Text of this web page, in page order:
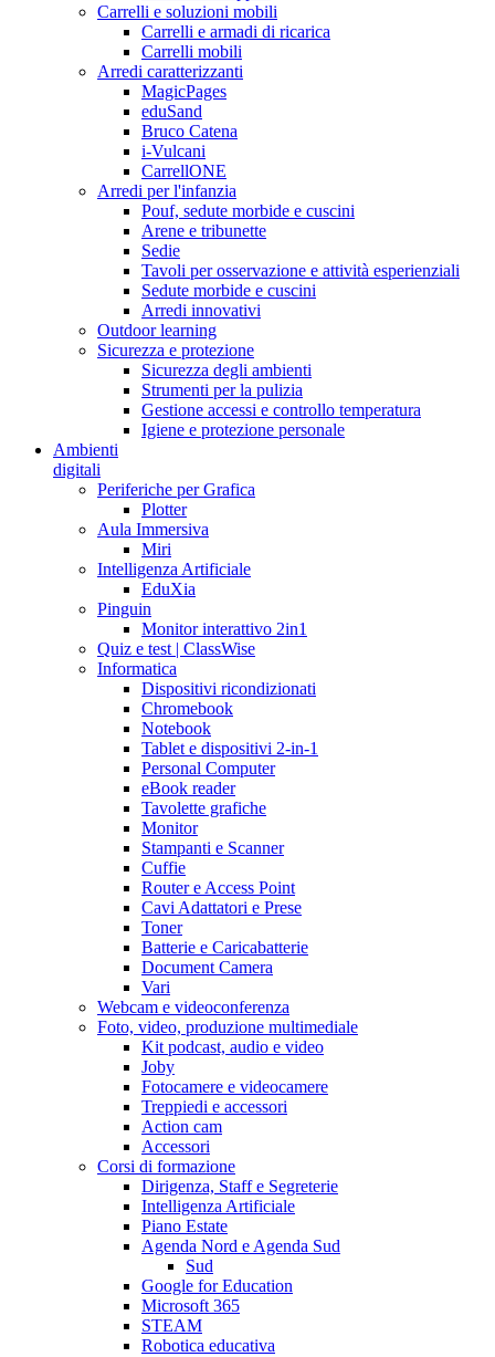
Carrelli e soluzioni mobili
Carrelli e armadi di ricarica
Carrelli mobili
Arredi caratterizzanti
MagicPages
eduSand
Bruco Catena
i-Vulcani
CarrellONE
Arredi per l'infanzia
Pouf, sedute morbide e cuscini
Arene e tribunette
Sedie
Tavoli per osservazione e attività esperienziali
Sedute morbide e cuscini
Arredi innovativi
Outdoor learning
Sicurezza e protezione
Sicurezza degli ambienti
Strumenti per la pulizia
Gestione accessi e controllo temperatura
Igiene e protezione personale
Ambienti
digitali
Periferiche per Grafica
Plotter
Aula Immersiva
Miri
Intelligenza Artificiale
EduXia
Pinguin
Monitor interattivo 2in1
Quiz e test | ClassWise
Informatica
Dispositivi ricondizionati
Chromebook
Notebook
Tablet e dispositivi 2-in-1
Personal Computer
eBook reader
Tavolette grafiche
Monitor
Stampanti e Scanner
Cuffie
Router e Access Point
Cavi Adattatori e Prese
Toner
Batterie e Caricabatterie
Document Camera
Vari
Webcam e videoconferenza
Foto, video, produzione multimediale
Kit podcast, audio e video
Joby
Fotocamere e videocamere
Treppiedi e accessori
Action cam
Accessori
Corsi di formazione
Dirigenza, Staff e Segreterie
Intelligenza Artificiale
Piano Estate
Agenda Nord e Agenda Sud
Sud
Google for Education
Microsoft 365
STEAM
Robotica educativa